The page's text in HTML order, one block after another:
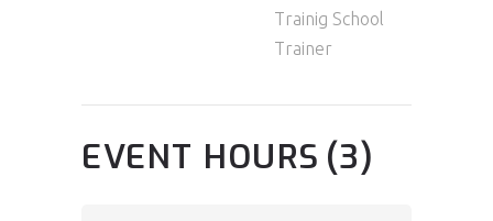
Trainig School
Trainer
EVENT HOURS (3)